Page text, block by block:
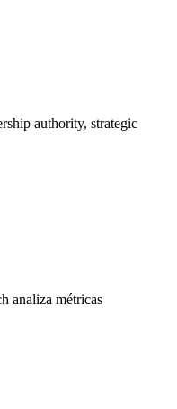
authority, strategic
analiza métricas